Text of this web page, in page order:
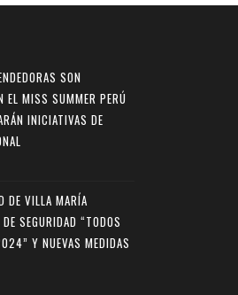
SON
EL MISS SUMMER PERÚ
INICIATIVAS DE
DE VILLA MARÍA
SEGURIDAD “TODOS
Y NUEVAS MEDIDAS